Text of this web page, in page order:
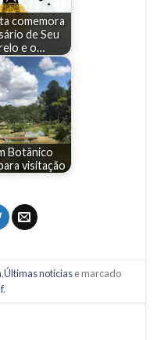
comemora
de Seu
e o…
Botânico
visitação
,Últimas notíciase marcado
.